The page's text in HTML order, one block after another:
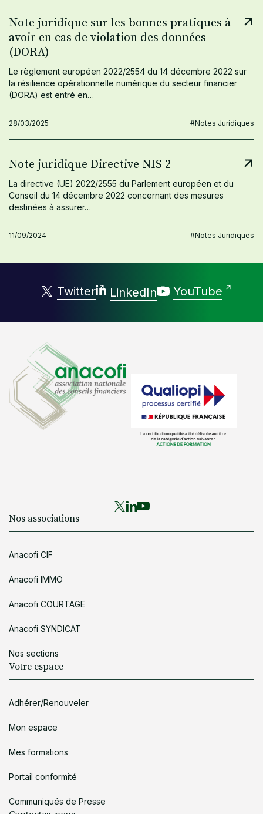
Note juridique sur les bonnes pratiques à
avoir en cas de violation des données
(DORA)
Le règlement européen 2022/2554 du 14 décembre 2022 sur
la résilience opérationnelle numérique du secteur financier
(DORA) est entré en…
28/03/2025 #Notes Juridiques
Note juridique Directive NIS 2
La directive (UE) 2022/2555 du Parlement européen et du
Conseil du 14 décembre 2022 concernant des mesures
destinées à assurer…
11/09/2024 #Notes Juridiques
Twitter LinkedIn YouTube
Nos associations
Anacofi CIF
Anacofi IMMO
Anacofi COURTAGE
Anacofi SYNDICAT
Nos sections
Votre espace
Adhérer/Renouveler
Mon espace
Mes formations
Portail conformité
Communiqués de Presse